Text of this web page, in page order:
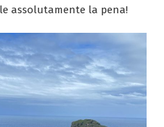
assolutamente la pena!